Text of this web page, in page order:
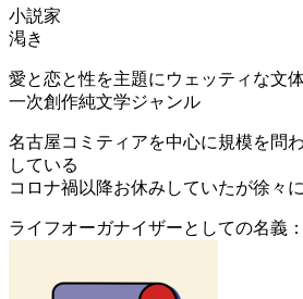
小説家
渇き
愛と恋と性を主題にウェッティな文
一次創作純文学ジャンル
名古屋コミティアを中心に規模を問
している
コロナ禍以降お休みしていたが徐々
ライフオーガナイザーとしての名義：